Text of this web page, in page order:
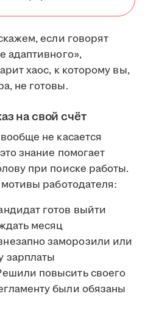
если говорят
адаптивного»,
хаос, к которому вы,
не готовы.
на свой счёт
не касается
знание помогает
при поиске работы.
работодателя:
готов выйти
месяц
заморозили или
зарплаты
повысить своего
были обязаны